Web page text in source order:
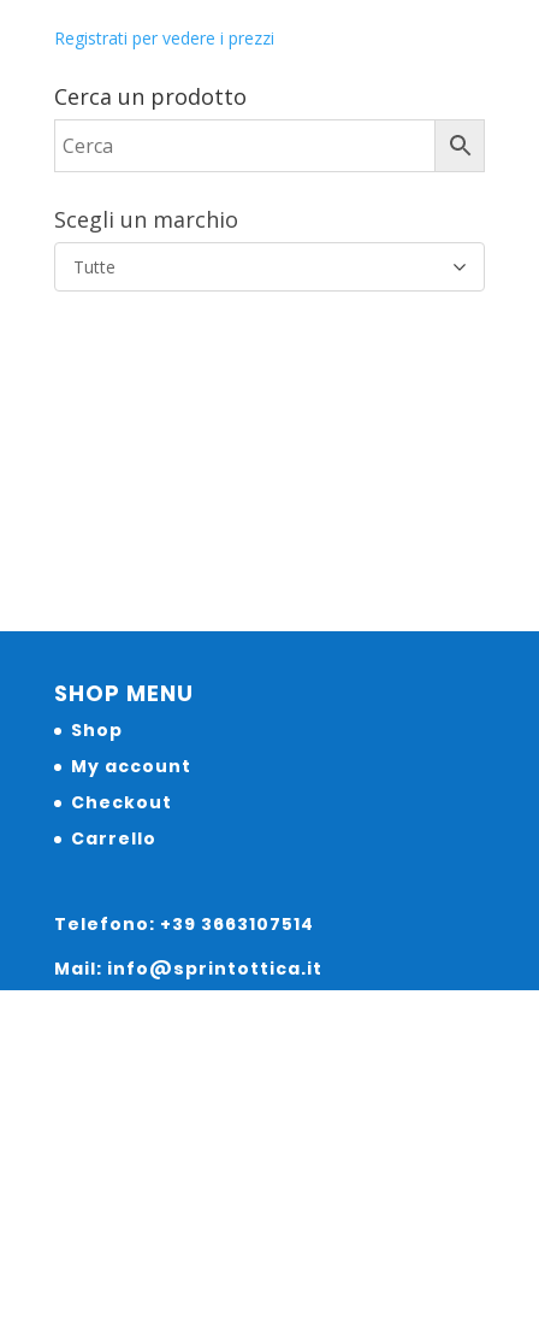
Registrati per vedere i prezzi
Cerca un prodotto
Scegli un marchio
Tutte
SHOP MENU
Shop
My account
Checkout
Carrello
Telefono: +39 3663107514
Mail: info@sprintottica.it